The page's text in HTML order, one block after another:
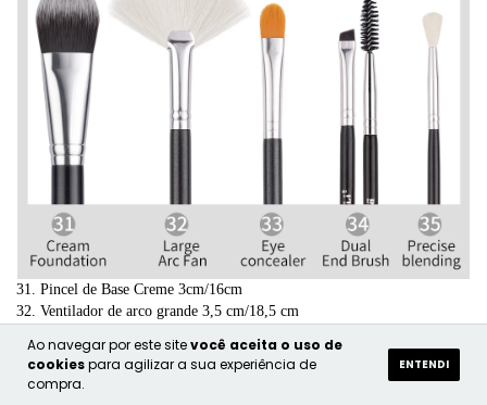
Ao navegar por este sitevocê aceita o uso de
cookiespara agilizar a sua experiência de
compra.
ENTENDI
31. Pincel de Base Creme 3cm/16cm
32. Ventilador de arco grande 3,5 cm/18,5 cm
34. Escova de sobrancelha dupla 0,5 cm/16,3 cm
35. Mistura Precisa 1,5 cm/17,5 cm
(32/35 pêlos de cabra)